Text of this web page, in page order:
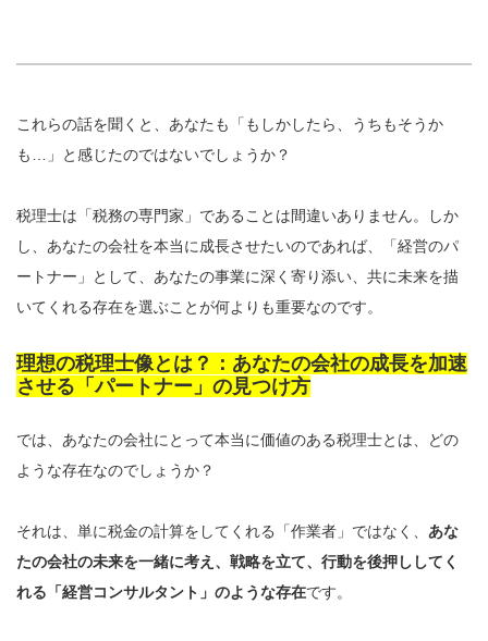
これらの話を聞くと、あなたも「もしかしたら、うちもそうか
も…」と感じたのではないでしょうか？
税理士は「税務の専門家」であることは間違いありません。しか
し、あなたの会社を本当に成長させたいのであれば、「経営のパ
ートナー」として、あなたの事業に深く寄り添い、共に未来を描
いてくれる存在を選ぶことが何よりも重要なのです。
理想の税理士像とは？：あなたの会社の成長を加速
させる「パートナー」の見つけ方
では、あなたの会社にとって本当に価値のある税理士とは、どの
ような存在なのでしょうか？
それは、単に税金の計算をしてくれる「作業者」ではなく、 あな
たの会社の未来を一緒に考え、戦略を立て、行動を後押ししてく
れる「経営コンサルタント」のような存在です。